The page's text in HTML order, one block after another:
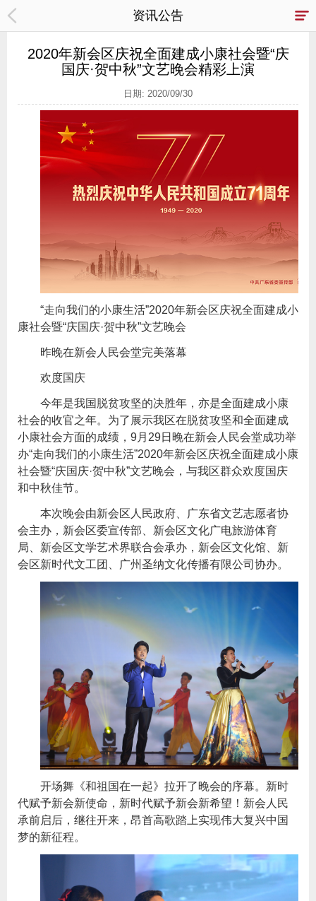
资讯公告
2020年新会区庆祝全面建成小康社会暨“庆
国庆·贺中秋”文艺晚会精彩上演
日期: 2020/09/30
“走向我们的小康生活”2020年新会区庆祝全面建成小
康社会暨“庆国庆·贺中秋”文艺晚会
昨晚在新会人民会堂完美落幕
欢度国庆
今年是我国脱贫攻坚的决胜年，亦是全面建成小康
社会的收官之年。为了展示我区在脱贫攻坚和全面建成
小康社会方面的成绩，9月29日晚在新会人民会堂成功举
办“走向我们的小康生活”2020年新会区庆祝全面建成小康
社会暨“庆国庆·贺中秋”文艺晚会，与我区群众欢度国庆
和中秋佳节。
本次晚会由新会区人民政府、广东省文艺志愿者协
会主办，新会区委宣传部、新会区文化广电旅游体育
局、新会区文学艺术界联合会承办，新会区文化馆、新
会区新时代文工团、广州圣纳文化传播有限公司协办。
开场舞《和祖国在一起》拉开了晚会的序幕。新时
代赋予新会新使命，新时代赋予新会新希望！新会人民
承前启后，继往开来，昂首高歌踏上实现伟大复兴中国
梦的新征程。